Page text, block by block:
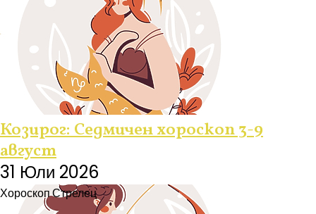
Козирог: Седмичен хороскоп 3-9
август
31 Юли 2026
ХороскопСтрелец